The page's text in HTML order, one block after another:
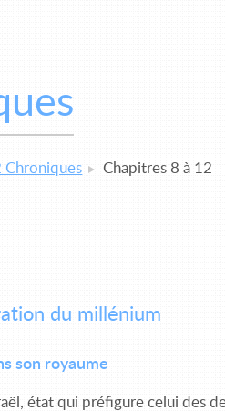
Chroniques Chapitres 8 à 12
du millénium
son royaume
état qui préfigure celui des